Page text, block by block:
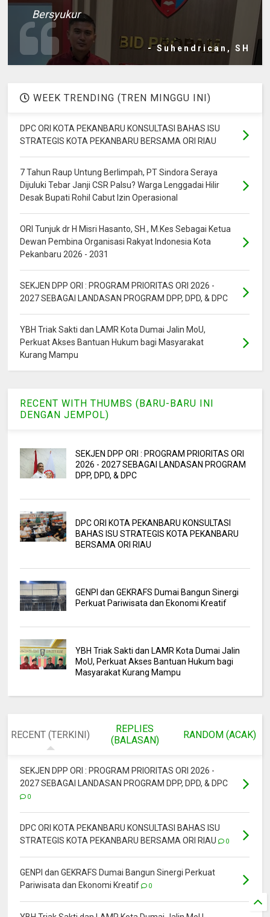
Bersyukur
- Suhendrican, SH
WEEK TRENDING (TREN MINGGU INI)
DPC ORI KOTA PEKANBARU KONSULTASI BAHAS ISU
STRATEGIS KOTA PEKANBARU BERSAMA ORI RIAU
7 Tahun Raup Untung Berlimpah, PT Sindora Seraya
Dijuluki Tebar Janji CSR Palsu? Warga Lenggadai Hilir
Desak Bupati Rohil Cabut Izin Operasional
ORI Tunjuk dr H Misri Hasanto, SH., M.Kes Sebagai Ketua
Dewan Pembina Organisasi Rakyat Indonesia Kota
Pekanbaru 2026 - 2031
SEKJEN DPP ORI : PROGRAM PRIORITAS ORI 2026 -
2027 SEBAGAI LANDASAN PROGRAM DPP, DPD, & DPC
YBH Triak Sakti dan LAMR Kota Dumai Jalin MoU,
Perkuat Akses Bantuan Hukum bagi Masyarakat
Kurang Mampu
RECENT WITH THUMBS (BARU-BARU INI
DENGAN JEMPOL)
SEKJEN DPP ORI : PROGRAM PRIORITAS ORI
2026 - 2027 SEBAGAI LANDASAN PROGRAM
DPP, DPD, & DPC
DPC ORI KOTA PEKANBARU KONSULTASI
BAHAS ISU STRATEGIS KOTA PEKANBARU
BERSAMA ORI RIAU
GENPI dan GEKRAFS Dumai Bangun Sinergi
Perkuat Pariwisata dan Ekonomi Kreatif
YBH Triak Sakti dan LAMR Kota Dumai Jalin
MoU, Perkuat Akses Bantuan Hukum bagi
Masyarakat Kurang Mampu
RECENT (TERKINI)
REPLIES
(BALASAN)
RANDOM (ACAK)
SEKJEN DPP ORI : PROGRAM PRIORITAS ORI 2026 -
2027 SEBAGAI LANDASAN PROGRAM DPP, DPD, & DPC
0
DPC ORI KOTA PEKANBARU KONSULTASI BAHAS ISU
STRATEGIS KOTA PEKANBARU BERSAMA ORI RIAU
0
GENPI dan GEKRAFS Dumai Bangun Sinergi Perkuat
Pariwisata dan Ekonomi Kreatif
0